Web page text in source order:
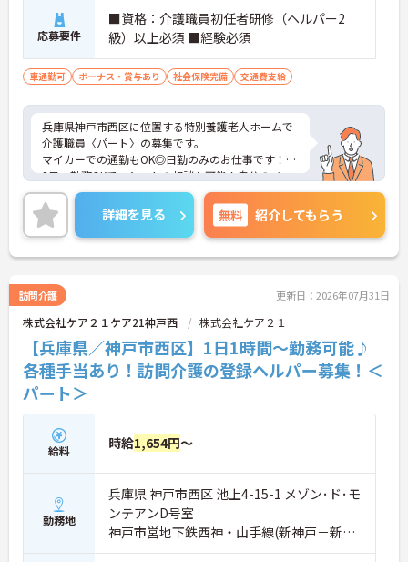
応募要件
■資格：介護職員初任者研修（ヘルパー2
級）以上必須 ■経験必須
車通勤可 ボーナス・賞与あり 社会保険完備 交通費支給
兵庫県神戸市西区に位置する特別養護老人ホームで
介護職員〈パート〉の募集です。
マイカーでの通勤もOK◎日勤のみのお仕事です！週
2日～勤務OKで、シフトの相談も可能！自分のペー
スで働くことができます◎
丁寧な研修とフォロー体制で、経験に関わらず安心
してスタートできます。昇給、賞与があるのは嬉し
いポイントです◎
こちらの求人にご興味がございましたら面接のポイ
ます。
詳細を見る 無料 紹介してもらう
訪問介護 更新日：2026年07月31日
株式会社ケア２１ケア21神戸西 株式会社ケア２１
【兵庫県／神戸市西区】1日1時間～勤務可能♪
各種手当あり！訪問介護の登録ヘルパー募集！＜
パート＞
給料 時給1,654円～
勤務地
兵庫県 神戸市西区 池上4-15-1 メゾン･ド･モ
ンテアンD号室
神戸市営地下鉄西神・山手線(新神戸－新長
田)「伊川谷駅」バス・車9分